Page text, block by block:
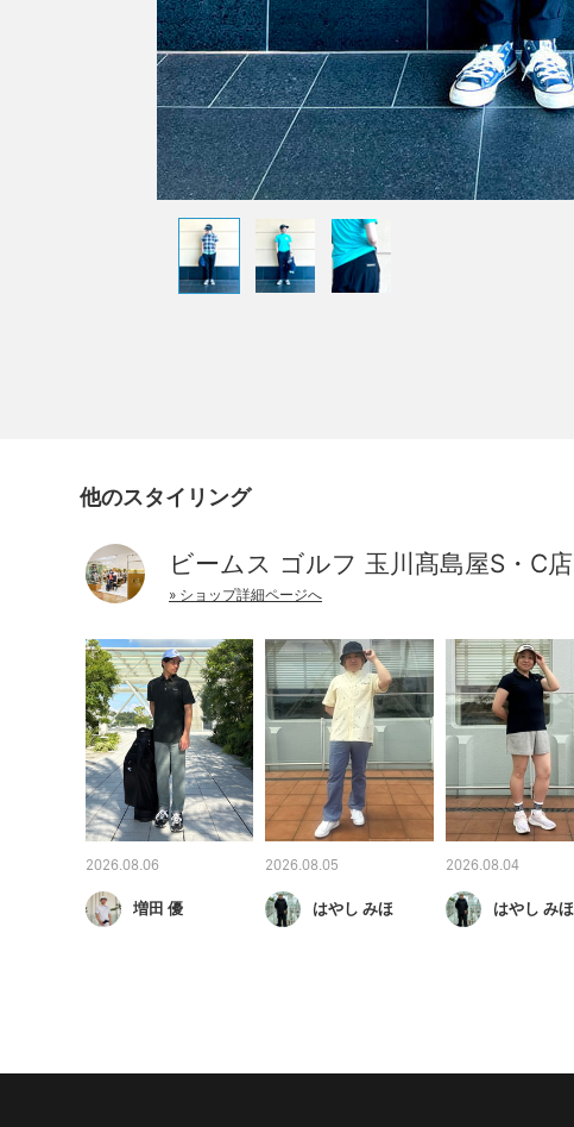
他のスタイリング
ビームス ゴルフ 玉川髙島屋S・C店
» ショップ詳細ページへ
2026.08.06
増田 優
2026.08.05
はやし みほ
2026.08.04
はやし みほ